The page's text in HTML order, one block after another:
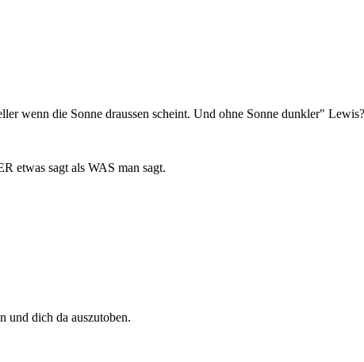
wenn die Sonne draussen scheint. Und ohne Sonne dunkler"
etwas sagt als WAS man sagt.
und dich da auszutoben.